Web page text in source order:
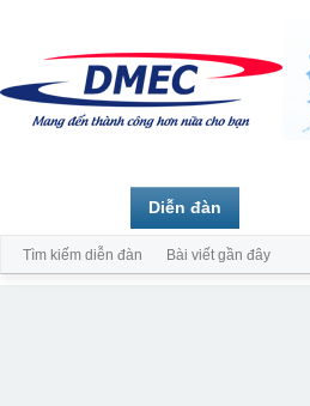
Diễn đàn
Tìm kiếm diễn đàn Bài viết gần đây